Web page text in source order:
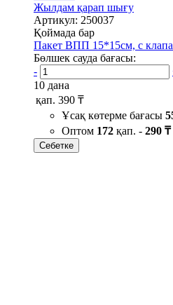
Жылдам қарап шығу
Артикул: 250037
Қоймада бар
Пакет ВПП 15*15см, с
Бөлшек сауда бағасы:
-
10 дана
қап. 390 ₸
Ұсақ көтерме бағасы
Оптом 172 қап. - 290 ₸
Себетке